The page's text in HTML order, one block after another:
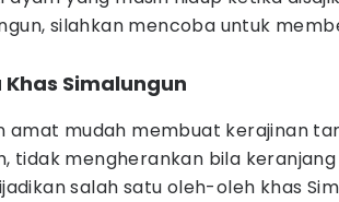
silahkan mencoba untuk
Simalungun
amat mudah membuat kerajinan
tidak mengherankan bila
salah satu oleh-oleh khas